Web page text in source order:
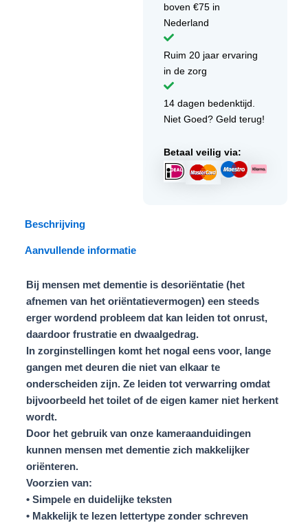
boven €75 in
Nederland
Ruim 20 jaar ervaring
in de zorg
14 dagen bedenktijd.
Niet Goed? Geld terug!
Betaal veilig via:
Beschrijving
Aanvullende informatie
Bij mensen met dementie is desoriëntatie (het
afnemen van het oriëntatievermogen) een steeds
erger wordend probleem dat kan leiden tot onrust,
daardoor frustratie en dwaalgedrag.
In zorginstellingen komt het nogal eens voor, lange
gangen met deuren die niet van elkaar te
onderscheiden zijn. Ze leiden tot verwarring omdat
bijvoorbeeld het toilet of de eigen kamer niet herkent
wordt.
Door het gebruik van onze kameraanduidingen
kunnen mensen met dementie zich makkelijker
oriënteren.
Voorzien van:
• Simpele en duidelijke teksten
• Makkelijk te lezen lettertype zonder schreven